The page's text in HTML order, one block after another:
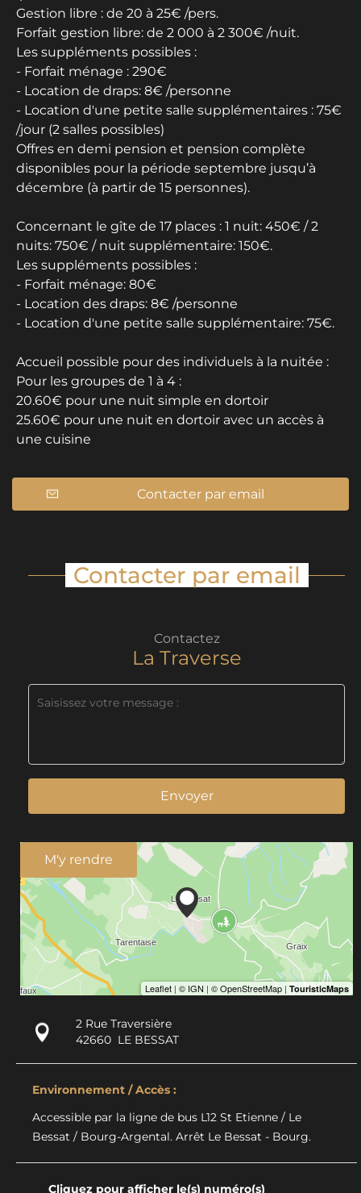
Gestion libre : de 20 à 25€ /pers.
Forfait gestion libre: de 2 000 à 2 300€ /nuit.
Les suppléments possibles :
- Forfait ménage : 290€
- Location de draps: 8€ /personne
- Location d'une petite salle supplémentaires : 75€
/jour (2 salles possibles)
Offres en demi pension et pension complète
disponibles pour la période septembre jusqu’à
décembre (à partir de 15 personnes).
Concernant le gîte de 17 places : 1 nuit: 450€ / 2
nuits: 750€ / nuit supplémentaire: 150€.
Les suppléments possibles :
- Forfait ménage: 80€
- Location des draps: 8€ /personne
- Location d'une petite salle supplémentaire: 75€.
Accueil possible pour des individuels à la nuitée :
Pour les groupes de 1 à 4 :
20.60€ pour une nuit simple en dortoir
25.60€ pour une nuit en dortoir avec un accès à
une cuisine
Contacter par email
Contacter par email
Contactez
La Traverse
Envoyer
M'y rendre
2 Rue Traversière
42660 LE BESSAT
Environnement / Accès :
Accessible par la ligne de bus L12 St Etienne / Le
Bessat / Bourg-Argental. Arrêt Le Bessat - Bourg.
Cliquez pour afficher le(s) numéro(s)